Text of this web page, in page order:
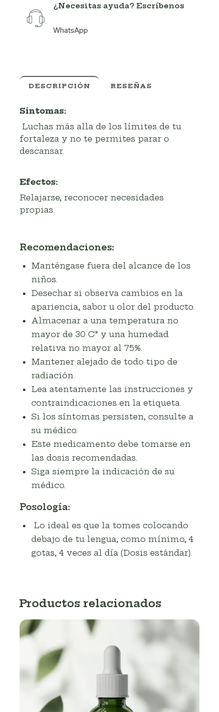
¿Necesitas ayuda? Escríbenos
WhatsApp
DESCRIPCIÓN RESEÑAS
Síntomas:
Luchas más alla de los límites de tu
fortaleza y no te permites parar o
descansar.
Efectos:
Relajarse, reconocer necesidades
propias.
Recomendaciones:
Manténgase fuera del alcance de los
niños.
Desechar si observa cambios en la
apariencia, sabor u olor del producto.
Almacenar a una temperatura no
mayor de 30 C* y una humedad
relativa no mayor al 75%.
Mantener alejado de todo tipo de
radiación.
Lea atentamente las instrucciones y
contraindicaciones en la etiqueta.
Si los síntomas persisten, consulte a
su médico.
Este medicamento debe tomarse en
las dosis recomendadas.
Siga siempre la indicación de su
médico.
Posología:
Lo ideal es que la tomes colocando
debajo de tu lengua, como mínimo, 4
gotas, 4 veces al día (Dosis estándar).
Productos relacionados